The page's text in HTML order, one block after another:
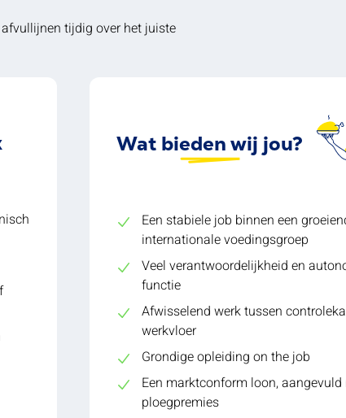
tijdig over het juiste
Wat bieden wij jou?
Een stabiele job binnen een
internationale voedingsgroep
Veel verantwoordelijkheid en
functie
Afwisselend werk tussen
werkvloer
Grondige opleiding on the job
Een marktconform loon, aangevuld
ploegpremies